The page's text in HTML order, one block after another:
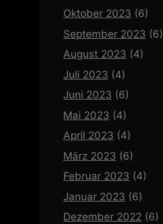
Oktober 2023 (6)
September 2023 (6)
August 2023 (4)
Juli 2023 (4)
Juni 2023 (6)
Mai 2023 (4)
April 2023 (4)
März 2023 (6)
Februar 2023 (4)
Januar 2023 (6)
Dezember 2022 (6)